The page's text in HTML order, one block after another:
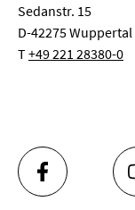
Sedanstr. 15
D-42275 Wuppertal
T+49 221 28380-0
FACEBOOK